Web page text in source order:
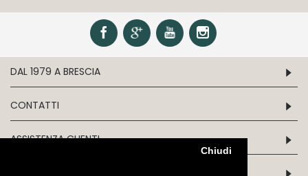
Chiudi
DAL 1979 A BRESCIA
CONTATTI
ASSISTENZA CLIENTI